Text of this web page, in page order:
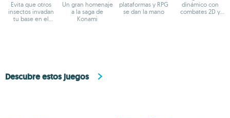
Evita que otros
insectos invadan
tu base en el
Un gran homenaje
a la saga de
Konami
plataformas y RPG
se dan la mano
dinámico con
combates 2D y
Descubre estos juegos